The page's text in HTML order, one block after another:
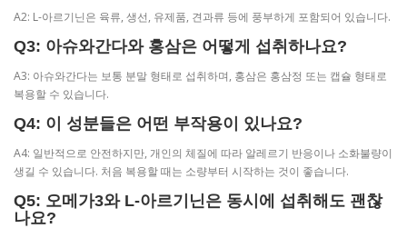
A2: L-아르기닌은 육류, 생선, 유제품, 견과류 등에 풍부하게 포함되어 있습니다.
Q3: 아슈와간다와 홍삼은 어떻게 섭취하나요?
A3: 아슈와간다는 보통 분말 형태로 섭취하며, 홍삼은 홍삼정 또는 캡슐 형태로
복용할 수 있습니다.
Q4: 이 성분들은 어떤 부작용이 있나요?
A4: 일반적으로 안전하지만, 개인의 체질에 따라 알레르기 반응이나 소화불량이
생길 수 있습니다. 처음 복용할 때는 소량부터 시작하는 것이 좋습니다.
Q5: 오메가3와 L-아르기닌은 동시에 섭취해도 괜찮
나요?